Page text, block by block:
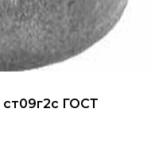
ст09г2с ГОСТ